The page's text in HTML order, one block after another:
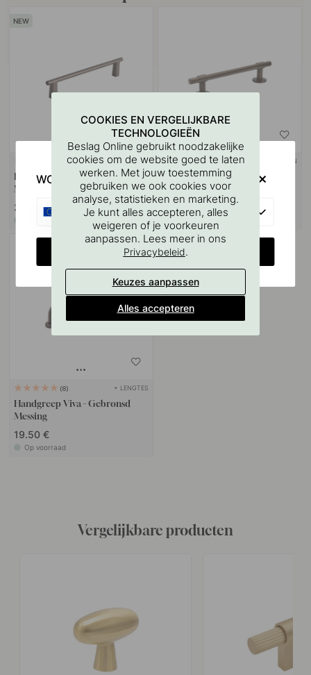
+ LENGTES
Handgreep Petit - Gebronsd
Messing
37 €
+ KLEUREN
Handgreep Uniform - 128mm -
Gebronsd Messing
51.50 €
Op voorraad
8 + LENGTES
Handgreep Viva - Gebronsd
Messing
19.50 €
Op voorraad
Vergelijkbare producten
COOKIES EN VERGELIJKBARE
TECHNOLOGIEËN
Beslag Online gebruikt noodzakelijke
cookies om de website goed te laten
werken. Met jouw toestemming
gebruiken we ook cookies voor
analyse, statistieken en marketing.
Je kunt alles accepteren, alles
weigeren of je voorkeuren
aanpassen. Lees meer in ons
Privacybeleid.
Keuzes aanpassen
Alles accepteren
WOULD YOU RATHER VISIT?
CHANGE COUNTRY